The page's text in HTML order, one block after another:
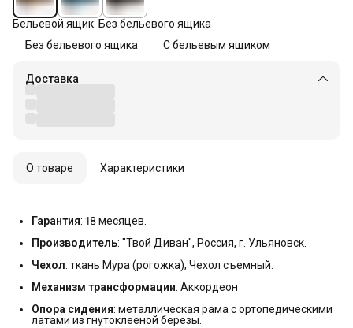
Бельевой ящик: Без бельевого ящика
Без бельевого ящика
С бельевым ящиком
Доставка
О товаре Характеристики
Гарантия: 18 месяцев.
Производитель: "Твой Диван", Россия, г. Ульяновск.
Чехол: ткань Мура (рогожка), Чехол съемный.
Механизм трансформации: Аккордеон
Опора сидения: металлическая рама с ортопедическими
латами из гнутоклееной березы.